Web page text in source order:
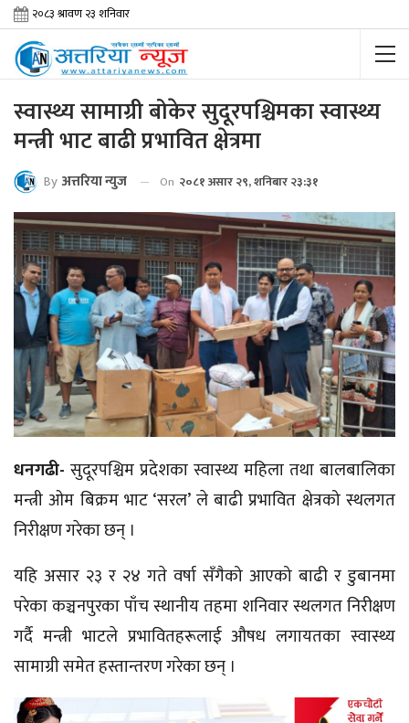
स्वास्थ्य सामाग्री बोकेर सुदूरपश्चिमका स्वास्थ्य
मन्त्री भाट बाढी प्रभावित क्षेत्रमा
By अत्तरिया न्युज On २०८१ असार २९, शनिबार २३:३१
धनगढी- सुदूरपश्चिम प्रदेशका स्वास्थ्य महिला तथा बालबालिका
मन्त्री ओम बिक्रम भाट ‘सरल’ ले बाढी प्रभावित क्षेत्रको स्थलगत
निरीक्षण गरेका छन् ।
यहि असार २३ र २४ गते वर्षा सँगैको आएको बाढी र डुबानमा
परेका कञ्चनपुरका पाँच स्थानीय तहमा शनिवार स्थलगत निरीक्षण
गर्दै मन्त्री भाटले प्रभावितहरूलाई औषध लगायतका स्वास्थ्य
सामाग्री समेत हस्तान्तरण गरेका छन् ।